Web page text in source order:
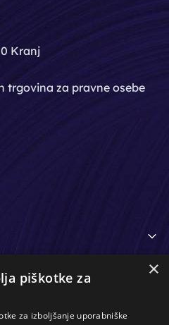
Kranj
trgovina za pravne osebe
×
piškotke za
za izboljšanje uporabniške